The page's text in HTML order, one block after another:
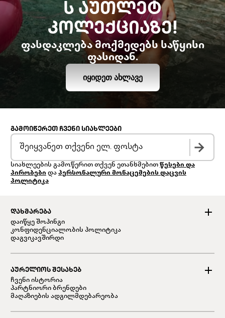
Ს ᲐᲣᲗᲚᲔᲢ
ᲙᲝᲚᲔᲥᲪᲘᲐᲖᲔ!
ფასდაკლება მოქმედებს საწყისი
ფასიდან.
ᲘᲧᲘᲓᲔᲗ ᲐᲮᲚᲐᲕᲔ
ᲓᲐᲮᲛᲐᲠᲔᲑᲐ
დაიწყე შოპინგი
კონფიდენციალობის პოლიტიკა
დაგვიკავშირდი
ᲐᲣᲠᲔᲚᲘᲝᲡ ᲨᲔᲡᲐᲮᲔᲑ
ჩვენი ისტორია
პარტნიორი ბრენდები
მაღაზიების ადგილმდებარეობა
ᲒᲐᲛᲝᲘᲬᲔᲠᲔᲗ ᲩᲕᲔᲜᲘ ᲡᲘᲐᲮᲚᲔᲔᲑᲘ
სიახლეების გამოწერით თქვენ ეთანხმებით წესები და
პირობები და პერსონალური მონაცემების დაცვის
პოლიტიკა